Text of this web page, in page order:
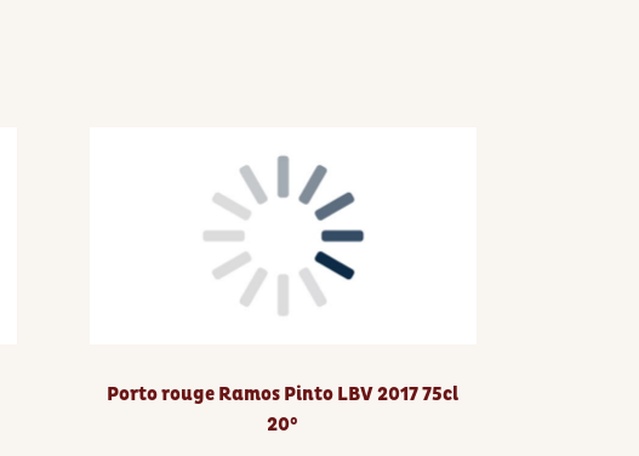
Porto rouge Ramos Pinto LBV 2017 75cl
20°